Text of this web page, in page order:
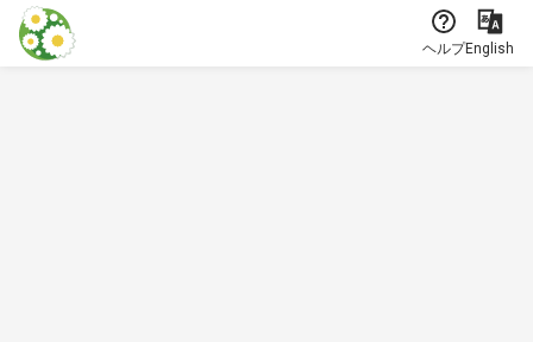
本文に飛ぶ
ヘルプEnglish